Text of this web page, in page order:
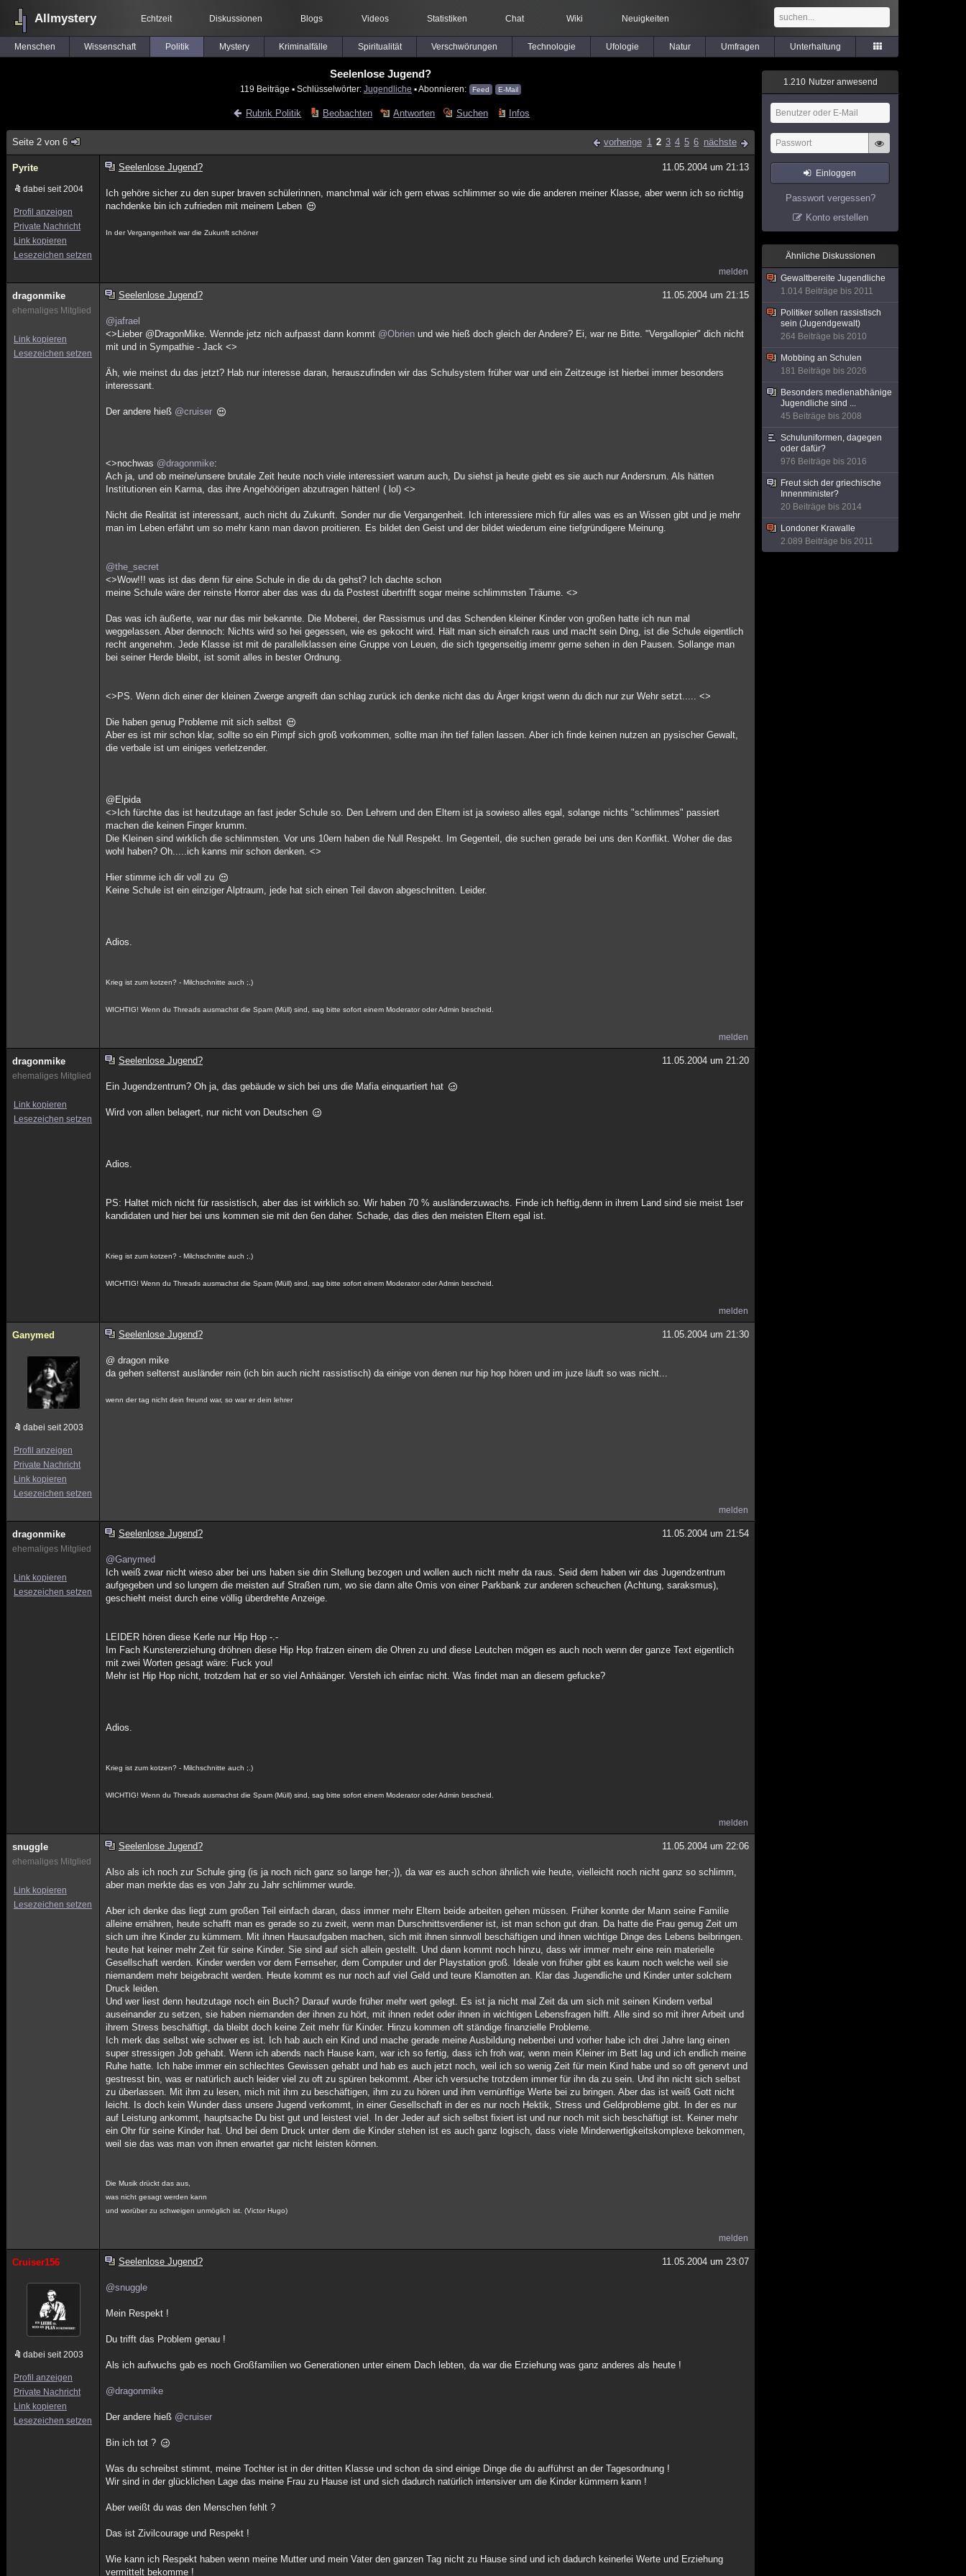
Allmystery Echtzeit Diskussionen Blogs Videos Statistiken Chat Wiki Neuigkeiten
Menschen Wissenschaft Politik Mystery Kriminalfälle Spiritualität Verschwörungen Technologie Ufologie Natur Umfragen Unterhaltung
Seelenlose Jugend?
119 Beiträge ▪ Schlüsselwörter: Jugendliche ▪ Abonnieren: Feed E-Mail
Rubrik Politik Beobachten Antworten Suchen Infos
Seite 2 von 6 vorherige 1 2 3 4 5 6 nächste
Pyrite
dabei seit 2004
Profil anzeigen
Private Nachricht
Link kopieren
Lesezeichen setzen
Seelenlose Jugend? 11.05.2004 um 21:13
Ich gehöre sicher zu den super braven schülerinnen, manchmal wär ich gern etwas schlimmer so wie die anderen meiner Klasse, aber wenn ich so richtig
nachdenke bin ich zufrieden mit meinem Leben
In der Vergangenheit war die Zukunft schöner
melden
dragonmike
ehemaliges Mitglied
Link kopieren
Lesezeichen setzen
Seelenlose Jugend? 11.05.2004 um 21:15
@jafrael
<>Lieber @DragonMike. Wennde jetz nich aufpasst dann kommt @Obrien und wie hieß doch gleich der Andere? Ei, war ne Bitte. "Vergallopier" dich nicht
mit und in Sympathie - Jack <>
Äh, wie meinst du das jetzt? Hab nur interesse daran, herauszufinden wir das Schulsystem früher war und ein Zeitzeuge ist hierbei immer besonders
interessant.
Der andere hieß @cruiser
<>nochwas @dragonmike:
Ach ja, und ob meine/unsere brutale Zeit heute noch viele interessiert warum auch, Du siehst ja heute giebt es sie auch nur Andersrum. Als hätten
Institutionen ein Karma, das ihre Angehöörigen abzutragen hätten! ( lol) <>
Nicht die Realität ist interessant, auch nicht du Zukunft. Sonder nur die Vergangenheit. Ich interessiere mich für alles was es an Wissen gibt und je mehr
man im Leben erfährt um so mehr kann man davon proitieren. Es bildet den Geist und der bildet wiederum eine tiefgründigere Meinung.
@the_secret
<>Wow!!! was ist das denn für eine Schule in die du da gehst? Ich dachte schon
meine Schule wäre der reinste Horror aber das was du da Postest übertrifft sogar meine schlimmsten Träume. <>
Das was ich äußerte, war nur das mir bekannte. Die Moberei, der Rassismus und das Schenden kleiner Kinder von großen hatte ich nun mal
weggelassen. Aber dennoch: Nichts wird so hei gegessen, wie es gekocht wird. Hält man sich einafch raus und macht sein Ding, ist die Schule eigentlich
recht angenehm. Jede Klasse ist mit de parallelklassen eine Gruppe von Leuen, die sich tgegenseitig imemr gerne sehen in den Pausen. Sollange man
bei seiner Herde bleibt, ist somit alles in bester Ordnung.
<>PS. Wenn dich einer der kleinen Zwerge angreift dan schlag zurück ich denke nicht das du Ärger krigst wenn du dich nur zur Wehr setzt..... <>
Die haben genug Probleme mit sich selbst
Aber es ist mir schon klar, sollte so ein Pimpf sich groß vorkommen, sollte man ihn tief fallen lassen. Aber ich finde keinen nutzen an pysischer Gewalt,
die verbale ist um einiges verletzender.
@Elpida
<>Ich fürchte das ist heutzutage an fast jeder Schule so. Den Lehrern und den Eltern ist ja sowieso alles egal, solange nichts "schlimmes" passiert
machen die keinen Finger krumm.
Die Kleinen sind wirklich die schlimmsten. Vor uns 10ern haben die Null Respekt. Im Gegenteil, die suchen gerade bei uns den Konflikt. Woher die das
wohl haben? Oh.....ich kanns mir schon denken. <>
Hier stimme ich dir voll zu
Keine Schule ist ein einziger Alptraum, jede hat sich einen Teil davon abgeschnitten. Leider.
Adios.
Krieg ist zum kotzen? - Milchschnitte auch ;.)
WICHTIG! Wenn du Threads ausmachst die Spam (Müll) sind, sag bitte sofort einem Moderator oder Admin bescheid.
melden
dragonmike
ehemaliges Mitglied
Link kopieren
Lesezeichen setzen
Seelenlose Jugend? 11.05.2004 um 21:20
Ein Jugendzentrum? Oh ja, das gebäude w sich bei uns die Mafia einquartiert hat
Wird von allen belagert, nur nicht von Deutschen
Adios.
PS: Haltet mich nicht für rassistisch, aber das ist wirklich so. Wir haben 70 % ausländerzuwachs. Finde ich heftig,denn in ihrem Land sind sie meist 1ser
kandidaten und hier bei uns kommen sie mit den 6en daher. Schade, das dies den meisten Eltern egal ist.
Krieg ist zum kotzen? - Milchschnitte auch ;.)
WICHTIG! Wenn du Threads ausmachst die Spam (Müll) sind, sag bitte sofort einem Moderator oder Admin bescheid.
melden
Ganymed
dabei seit 2003
Profil anzeigen
Private Nachricht
Link kopieren
Lesezeichen setzen
Seelenlose Jugend? 11.05.2004 um 21:30
@ dragon mike
da gehen seltenst ausländer rein (ich bin auch nicht rassistisch) da einige von denen nur hip hop hören und im juze läuft so was nicht...
wenn der tag nicht dein freund war, so war er dein lehrer
melden
dragonmike
ehemaliges Mitglied
Link kopieren
Lesezeichen setzen
Seelenlose Jugend? 11.05.2004 um 21:54
@Ganymed
Ich weiß zwar nicht wieso aber bei uns haben sie drin Stellung bezogen und wollen auch nicht mehr da raus. Seid dem haben wir das Jugendzentrum
aufgegeben und so lungern die meisten auf Straßen rum, wo sie dann alte Omis von einer Parkbank zur anderen scheuchen (Achtung, saraksmus),
geschieht meist durch eine völlig überdrehte Anzeige.
LEIDER hören diese Kerle nur Hip Hop -.-
Im Fach Kunstererziehung dröhnen diese Hip Hop fratzen einem die Ohren zu und diese Leutchen mögen es auch noch wenn der ganze Text eigentlich
mit zwei Worten gesagt wäre: Fuck you!
Mehr ist Hip Hop nicht, trotzdem hat er so viel Anhäänger. Versteh ich einfac nicht. Was findet man an diesem gefucke?
Adios.
Krieg ist zum kotzen? - Milchschnitte auch ;.)
WICHTIG! Wenn du Threads ausmachst die Spam (Müll) sind, sag bitte sofort einem Moderator oder Admin bescheid.
melden
snuggle
ehemaliges Mitglied
Link kopieren
Lesezeichen setzen
Seelenlose Jugend? 11.05.2004 um 22:06
Also als ich noch zur Schule ging (is ja noch nich ganz so lange her;-)), da war es auch schon ähnlich wie heute, vielleicht noch nicht ganz so schlimm,
aber man merkte das es von Jahr zu Jahr schlimmer wurde.
Aber ich denke das liegt zum großen Teil einfach daran, dass immer mehr Eltern beide arbeiten gehen müssen. Früher konnte der Mann seine Familie
alleine ernähren, heute schafft man es gerade so zu zweit, wenn man Durschnittsverdiener ist, ist man schon gut dran. Da hatte die Frau genug Zeit um
sich um ihre Kinder zu kümmern. Mit ihnen Hausaufgaben machen, sich mit ihnen sinnvoll beschäftigen und ihnen wichtige Dinge des Lebens beibringen.
heute hat keiner mehr Zeit für seine Kinder. Sie sind auf sich allein gestellt. Und dann kommt noch hinzu, dass wir immer mehr eine rein materielle
Gesellschaft werden. Kinder werden vor dem Fernseher, dem Computer und der Playstation groß. Ideale von früher gibt es kaum noch welche weil sie
niemandem mehr beigebracht werden. Heute kommt es nur noch auf viel Geld und teure Klamotten an. Klar das Jugendliche und Kinder unter solchem
Druck leiden.
Und wer liest denn heutzutage noch ein Buch? Darauf wurde früher mehr wert gelegt. Es ist ja nicht mal Zeit da um sich mit seinen Kindern verbal
auseinander zu setzen, sie haben niemanden der ihnen zu hört, mit ihnen redet oder ihnen in wichtigen Lebensfragen hilft. Alle sind so mit ihrer Arbeit und
ihrem Stress beschäftigt, da bleibt doch keine Zeit mehr für Kinder. Hinzu kommen oft ständige finanzielle Probleme.
Ich merk das selbst wie schwer es ist. Ich hab auch ein Kind und mache gerade meine Ausbildung nebenbei und vorher habe ich drei Jahre lang einen
super stressigen Job gehabt. Wenn ich abends nach Hause kam, war ich so fertig, dass ich froh war, wenn mein Kleiner im Bett lag und ich endlich meine
Ruhe hatte. Ich habe immer ein schlechtes Gewissen gehabt und hab es auch jetzt noch, weil ich so wenig Zeit für mein Kind habe und so oft genervt und
gestresst bin, was er natürlich auch leider viel zu oft zu spüren bekommt. Aber ich versuche trotzdem immer für ihn da zu sein. Und ihn nicht sich selbst
zu überlassen. Mit ihm zu lesen, mich mit ihm zu beschäftigen, ihm zu zu hören und ihm vernünftige Werte bei zu bringen. Aber das ist weiß Gott nicht
leicht. Is doch kein Wunder dass unsere Jugend verkommt, in einer Gesellschaft in der es nur noch Hektik, Stress und Geldprobleme gibt. In der es nur
auf Leistung ankommt, hauptsache Du bist gut und leistest viel. In der Jeder auf sich selbst fixiert ist und nur noch mit sich beschäftigt ist. Keiner mehr
ein Ohr für seine Kinder hat. Und bei dem Druck unter dem die Kinder stehen ist es auch ganz logisch, dass viele Minderwertigkeitskomplexe bekommen,
weil sie das was man von ihnen erwartet gar nicht leisten können.
Die Musik drückt das aus,
was nicht gesagt werden kann
und worüber zu schweigen unmöglich ist. (Victor Hugo)
melden
Cruiser156
dabei seit 2003
Profil anzeigen
Private Nachricht
Link kopieren
Lesezeichen setzen
Seelenlose Jugend? 11.05.2004 um 23:07
@snuggle
Mein Respekt !
Du trifft das Problem genau !
Als ich aufwuchs gab es noch Großfamilien wo Generationen unter einem Dach lebten, da war die Erziehung was ganz anderes als heute !
@dragonmike
Der andere hieß @cruiser
Bin ich tot ?
Was du schreibst stimmt, meine Tochter ist in der dritten Klasse und schon da sind einige Dinge die du aufführst an der Tagesordnung !
Wir sind in der glücklichen Lage das meine Frau zu Hause ist und sich dadurch natürlich intensiver um die Kinder kümmern kann !
Aber weißt du was den Menschen fehlt ?
Das ist Zivilcourage und Respekt !
Wie kann ich Respekt haben wenn meine Mutter und mein Vater den ganzen Tag nicht zu Hause sind und ich dadurch keinerlei Werte und Erziehung
vermittelt bekomme !
1.210 Nutzer anwesend
Einloggen
Passwort vergessen?
Konto erstellen
Ähnliche Diskussionen
Gewaltbereite Jugendliche
1.014 Beiträge bis 2011
Politiker sollen rassistisch
sein (Jugendgewalt)
264 Beiträge bis 2010
Mobbing an Schulen
181 Beiträge bis 2026
Besonders medienabhänige
Jugendliche sind ...
45 Beiträge bis 2008
Schuluniformen, dagegen
oder dafür?
976 Beiträge bis 2016
Freut sich der griechische
Innenminister?
20 Beiträge bis 2014
Londoner Krawalle
2.089 Beiträge bis 2011